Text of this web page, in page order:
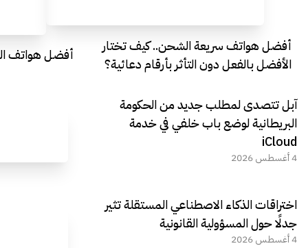
أفضل هواتف سريعة الشحن.. كيف تختار
الأفضل بالفعل دون التأثر بأرقام دعائية؟
أفضل هواتف
آبل تتصدى لمطلب جديد من الحكومة
البريطانية لوضع باب خلفي في خدمة
iCloud
4 أغسطس 2026
اختراقات الذكاء الاصطناعي المستقلة تثير
جدلًا حول المسؤولية القانونية
4 أغسطس 2026